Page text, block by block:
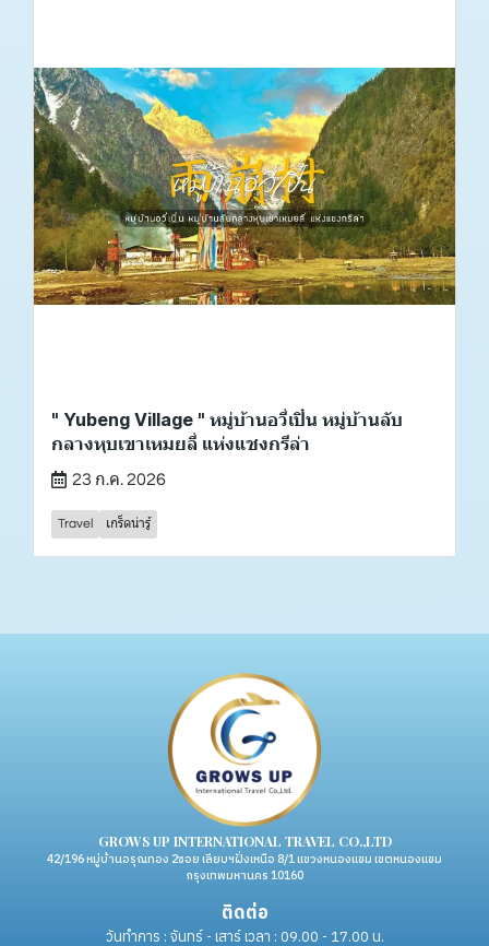
" Yubeng Village " หมู่บ้านอวี่เปิ๋น หมู่บ้านลับ
กลางหุบเขาเหมยลี่ แห่งแชงกรีล่า
23 ก.ค. 2026
Travel เกร็ดน่ารู้
GROWS UP INTERNATIONAL TRAVEL CO.,LTD
42/196 หมู่บ้านอรุณทอง 2ซอย เลียบฯฝั่งเหนือ 8/1 แขวงหนองแขม เขตหนองแขม
กรุงเทพมหานคร 10160
ติดต่อ
วันทำการ : จันทร์ - เสาร์ เวลา : 09.00 - 17.00 น.